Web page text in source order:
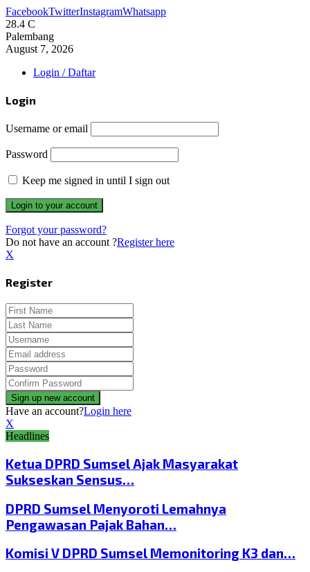
FacebookTwitterInstagramWhatsapp
28.4 C
Palembang
August 7, 2026
Login / Daftar
Login
Username or email
Password
Keep me signed in until I sign out
Forgot your password?
Do not have an account ?Register here
X
Register
Have an account?Login here
X
Headlines
Ketua DPRD Sumsel Ajak Masyarakat
Sukseskan Sensus…
DPRD Sumsel Menyoroti Lemahnya
Pengawasan Pajak Bahan…
Komisi V DPRD Sumsel Memonitoring K3 dan…